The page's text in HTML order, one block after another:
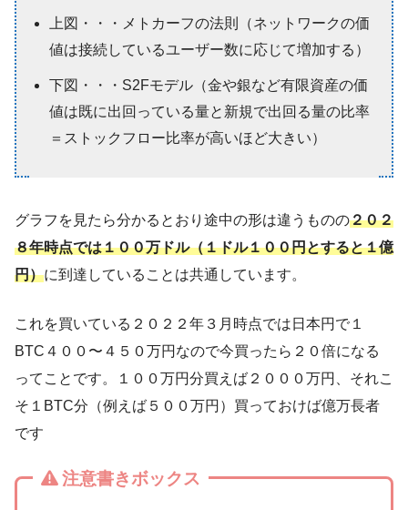
上図・・・メトカーフの法則（ネットワークの価
値は接続しているユーザー数に応じて増加する）
下図・・・S2Fモデル（金や銀など有限資産の価
値は既に出回っている量と新規で出回る量の比率
＝ストックフロー比率が高いほど大きい）
グラフを見たら分かるとおり途中の形は違うものの２０２
８年時点では１００万ドル（１ドル１００円とすると１億
円）に到達していることは共通しています。
これを買いている２０２２年３月時点では日本円で１
BTC４００〜４５０万円なので今買ったら２０倍になる
ってことです。１００万円分買えば２０００万円、それこ
そ１BTC分（例えば５００万円）買っておけば億万長者
です
注意書きボックス